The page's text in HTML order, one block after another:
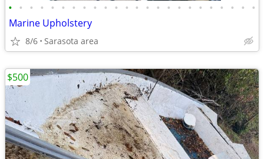
• • • • • • • • • • • • • • • • • • • • • • • •
Marine Upholstery
8/6 Sarasota area
$500